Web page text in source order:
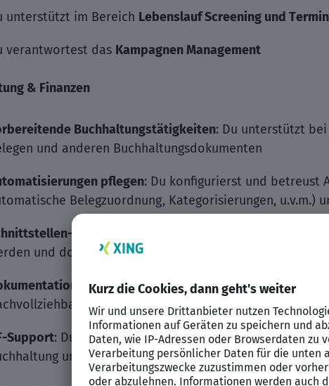
unterstützt im Bereich Lebenslauf Screening und
verantwortest das Kampagnen Management
& Finanzen
Buchhaltungstätigkeiten: Du unterstützt bei
und anderen Buchhaltungsdokumenten
pflegen: Du konfigurierst und betreust
Belegzuordnung, Kategorisierungen, u.v.m.)
Management
: Du sorgst dafür, dass Daten
und dokumentierst auftretende Fehler
: Du dokumentierst Accounting-Prozesse
zu gewährleisten
Support: Du unterstützt die Geschäftsführung durch
und den Finanzen